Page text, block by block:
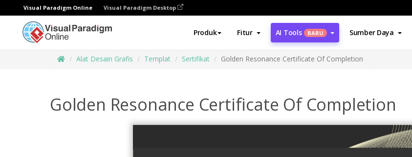
Visual Paradigm Online Visual Paradigm Desktop
Produk Fitur AI Tools BARU Sumber Daya
Alat Desain Grafis Templat Sertifikat Golden Resonance Certificate Of Completion
Golden Resonance Certificate Of Completion